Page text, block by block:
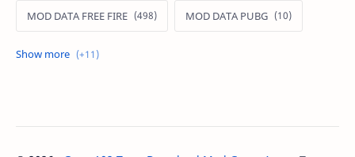
MOD DATA FREE FIRE MOD DATA PUBG
MOD FREE FIRE
MOD LIÊN QUÂN MOBILE IOS